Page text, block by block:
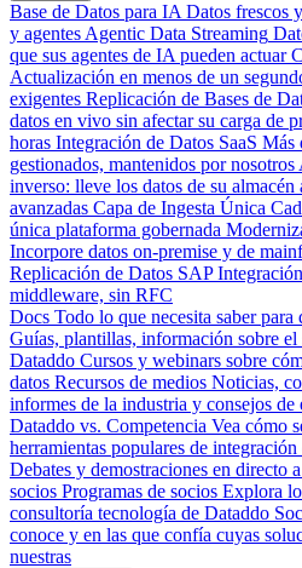
Base de Datos para IA Datos frescos
y agentes Agentic Data Streaming
que sus agentes de IA pueden actuar
Actualización en menos de un
exigentes Replicación de Bases de
datos en vivo sin afectar su carga de
horas Integración de Datos SaaS Más
gestionados, mantenidos por nosotros
inverso: lleve los datos de su almacén
avanzadas Capa de Ingesta Única
única plataforma gobernada
Incorpore datos on-premise y de
Replicación de Datos SAP
middleware, sin RFC
Docs Todo lo que necesita saber para
Guías, plantillas, información sobre el
Dataddo Cursos y webinars sobre
datos Recursos de medios Noticias,
informes de la industria y consejos de
Dataddo vs. Competencia Vea cómo
herramientas populares de integración
Debates y demostraciones en directo
socios Programas de socios Explora
consultoría tecnología de Dataddo
conoce y en las que confía cuyas
nuestras